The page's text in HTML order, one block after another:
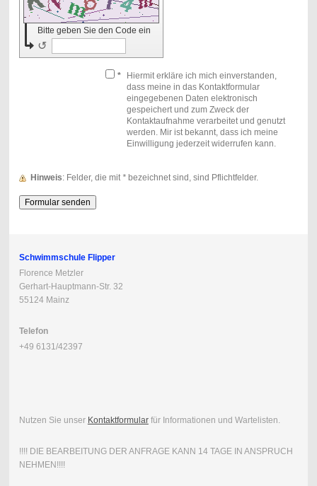
Bitte geben Sie den Code ein
↺
*
Hiermit erkläre ich mich einverstanden,
dass meine in das Kontaktformular
eingegebenen Daten elektronisch
gespeichert und zum Zweck der
Kontaktaufnahme verarbeitet und genutzt
werden. Mir ist bekannt, dass ich meine
Einwilligung jederzeit widerrufen kann.
Hinweis : Felder, die mit *bezeichnet sind, sind Pflichtfelder.
Schwimmschule Flipper
Florence Metzler
Gerhart-Hauptmann-Str. 32
55124 Mainz
Telefon
+49 6131/42397
Nutzen Sie unser Kontaktformularfür Informationen und Wartelisten.
!!!! DIE BEARBEITUNG DER ANFRAGE KANN 14 TAGE IN ANSPRUCH
NEHMEN!!!!